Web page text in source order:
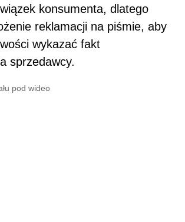
konsumenta, dlatego
reklamacji na piśmie, aby
wykazać fakt
sprzedawcy.
pod wideo